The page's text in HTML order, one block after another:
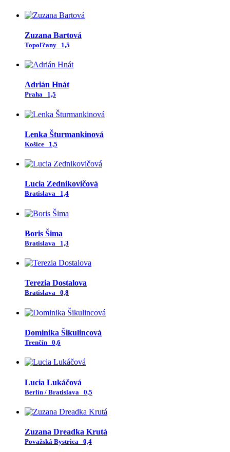
Zuzana Bartová
Topoľčany 1,5
Adrián Hnát
Praha 1,5
Lenka Šturmankinová
Košice 1,5
Lucia Zednikovičová
Bratislava 1,4
Boris Šima
Bratislava 1,3
Terezia Dostalova
Bratislava 0,8
Dominika Šikulincová
Trenčín 0,6
Lucia Lukáčová
Berlín / Bratislava 0,5
Zuzana Dreadka Krutá
Považská Bystrica 0,4